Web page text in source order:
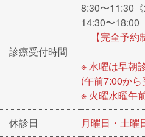
診療受付時間
8:30〜11:30
14:30〜18:00
【完全予約
※ 水曜は早朝
(午前7:00から
※ 火曜水曜午
休診日
月曜日・土曜